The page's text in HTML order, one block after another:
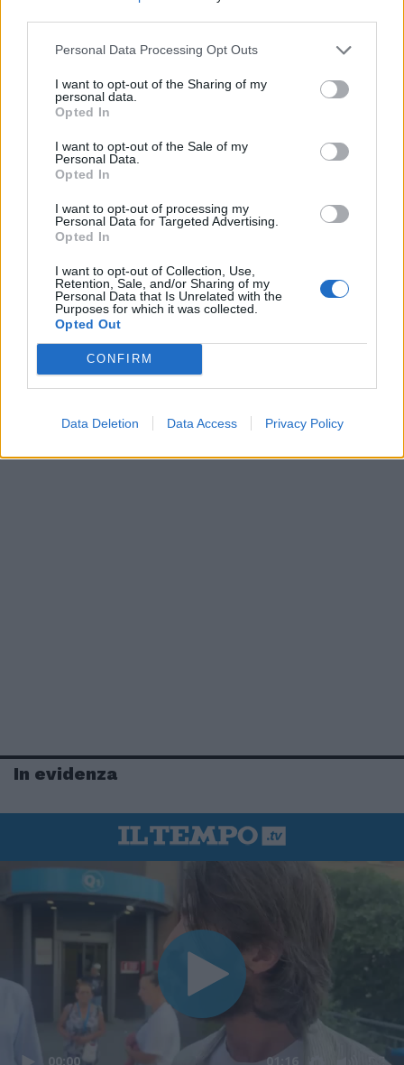
Personal Data Processing Opt Outs
I want to opt-out of the Sharing of my
personal data.
Opted In
I want to opt-out of the Sale of my
Personal Data.
Opted In
I want to opt-out of processing my
Personal Data for Targeted Advertising.
Opted In
I want to opt-out of Collection, Use,
Retention, Sale, and/or Sharing of my
Personal Data that Is Unrelated with the
Purposes for which it was collected.
Opted Out
CONFIRM
Data Deletion Data Access Privacy Policy
In evidenza
00:00 01:16